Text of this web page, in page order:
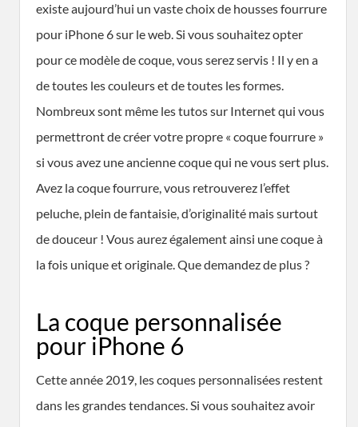
existe aujourd’hui un vaste choix de housses fourrure
pour iPhone 6 sur le web. Si vous souhaitez opter
pour ce modèle de coque, vous serez servis ! Il y en a
de toutes les couleurs et de toutes les formes.
Nombreux sont même les tutos sur Internet qui vous
permettront de créer votre propre « coque fourrure »
si vous avez une ancienne coque qui ne vous sert plus.
Avez la coque fourrure, vous retrouverez l’effet
peluche, plein de fantaisie, d’originalité mais surtout
de douceur ! Vous aurez également ainsi une coque à
la fois unique et originale. Que demandez de plus ?
La coque personnalisée
pour iPhone 6
Cette année 2019, les coques personnalisées restent
dans les grandes tendances. Si vous souhaitez avoir